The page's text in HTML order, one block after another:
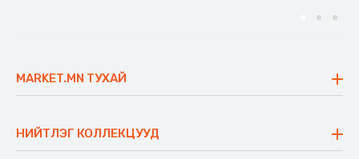
MARKET.MN ТУХАЙ
Үнэт зүйлс
Ажлын байр
НИЙТЛЭГ КОЛЛЕКЦУУД